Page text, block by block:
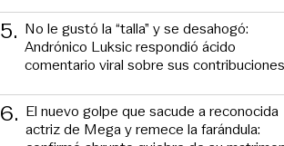
5. No le gustó la “talla” y se desahogó:
Andrónico Luksic respondió ácido
comentario viral sobre sus contribuciones
6. El nuevo golpe que sacude a reconocida
actriz de Mega y remece la farándula: